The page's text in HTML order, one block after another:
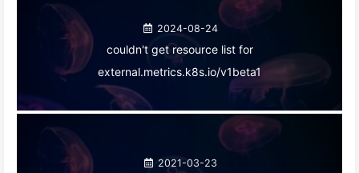
2024-08-24
couldn't get resource list for
external.metrics.k8s.io/v1beta1
2021-03-23